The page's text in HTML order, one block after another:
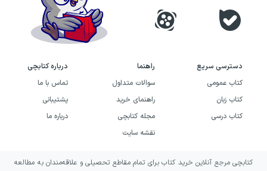
دسترسی سریع
کتاب عمومی
کتاب زبان
کتاب درسی
راهنما
سوالات متداول
راهنمای خرید
مجله کتابچی
نقشه سایت
درباره کتابچی
تماس با ما
پشتیبانی
درباره ما
کتابچی مرجع آنلاین خرید کتاب برای تمام مقاطع تحصیلی و علاقه‌مندان به مطالعه